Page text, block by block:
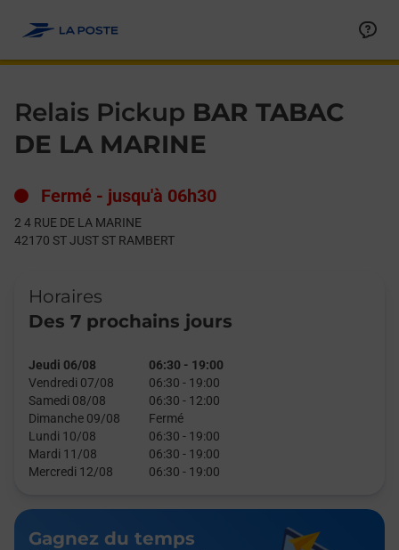
Relais Pickup BAR TABAC
DE LA MARINE
Fermé - jusqu'à 06h30
2 4 RUE DE LA MARINE
42170 ST JUST ST RAMBERT
Horaires
Des 7 prochains jours
Jeudi 06/08 06:30 - 19:00
Vendredi 07/08
06:30 - 19:00
Samedi 08/08
06:30 - 12:00
Dimanche 09/08
Fermé
Lundi 10/08
06:30 - 19:00
Mardi 11/08
06:30 - 19:00
Mercredi 12/08
06:30 - 19:00
Gagnez du temps